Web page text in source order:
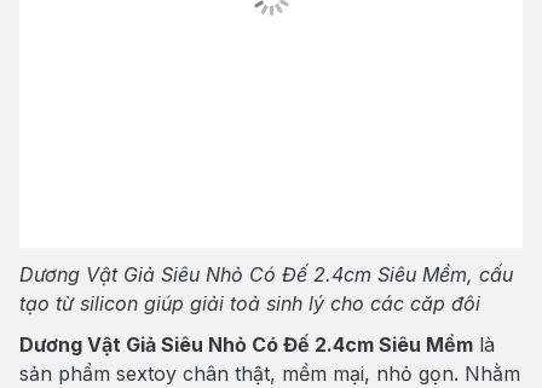
Dương Vật Giả Siêu Nhỏ Có Đế 2.4cm Siêu Mềm, cấu
tạo từ silicon giúp giải toả sinh lý cho các căp đôi
Dương Vật Giả Siêu Nhỏ Có Đế 2.4cm Siêu Mềm là
sản phẩm sextoy chân thật, mềm mại, nhỏ gọn. Nhằm